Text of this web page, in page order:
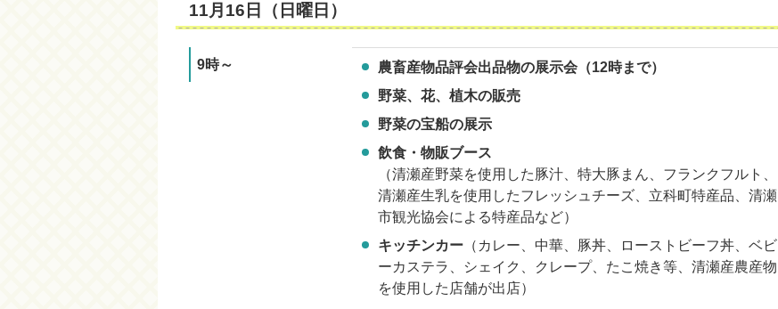
11月16日（日曜日）
9時～
農畜産物品評会出品物の展示会（12時まで）
野菜、花、植木の販売
野菜の宝船の展示
飲食・物販ブース
（清瀬産野菜を使用した豚汁、特大豚まん、フランクフルト、
清瀬産生乳を使用したフレッシュチーズ、立科町特産品、清瀬
市観光協会による特産品など）
キッチンカー （カレー、中華、豚丼、ローストビーフ丼、ベビ
ーカステラ、シェイク、クレープ、たこ焼き等、清瀬産農産物
を使用した店舗が出店）